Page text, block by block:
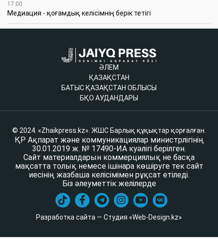
17:00
Медиация - қоғамдық келісімнің берік тетігі
ӘЛЕМ
ҚАЗАҚСТАН
БАТЫС ҚАЗАҚСТАН ОБЛЫСЫ
БҚО АУДАНДАРЫ
© 2024. «Zhaikpress.kz». ЖШС Барлық құқықтар қорғалған.
ҚР Ақпарат және коммуникациялар министрлігінің
30.01.2019 ж. № 17490-ИА куәлігі берілген.
Сайт материалдарын коммерциялық не басқа
мақсатта толық немесе ішінара көшіруге тек сайт
иесінің жазбаша келісімімен рұқсат етіледі.
Біз әлеуметтік желілерде
Разработка сайта — Студия «Web-Design.kz»